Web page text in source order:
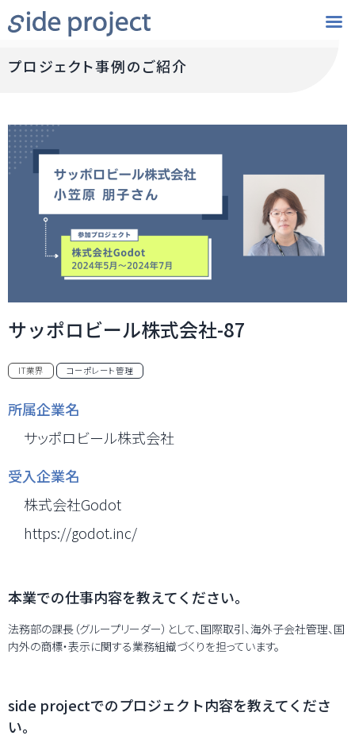
プロジェクト事例のご紹介
サッポロビール株式会社-87
IT業界 コーポレート管理
所属企業名
サッポロビール株式会社
受入企業名
株式会社Godot
https://godot.inc/
本業での仕事内容を教えてください。
法務部の課長（グループリーダー）として、国際取引、海外子会社管理、国
内外の商標・表示に関する業務組織づくりを担っています。
side projectでのプロジェクト内容を教えてくださ
い。